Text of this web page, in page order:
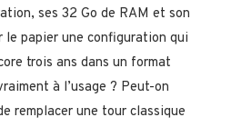
ses 32 Go de RAM et son
le papier une configuration qui
trois ans dans un format
à l’usage ? Peut-on
remplacer une tour classique